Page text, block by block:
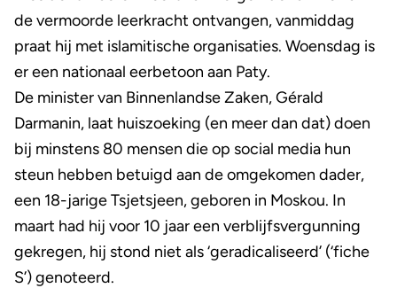
de vermoorde leerkracht ontvangen, vanmiddag
praat hij met islamitische organisaties. Woensdag is
er een nationaal eerbetoon aan Paty.
De minister van Binnenlandse Zaken, Gérald
Darmanin, laat huiszoeking (en meer dan dat) doen
bij minstens 80 mensen die op social media hun
steun hebben betuigd aan de omgekomen dader,
een 18-jarige Tsjetsjeen, geboren in Moskou. In
maart had hij voor 10 jaar een verblijfsvergunning
gekregen, hij stond niet als ‘geradicaliseerd’ (‘fiche
S’) genoteerd.